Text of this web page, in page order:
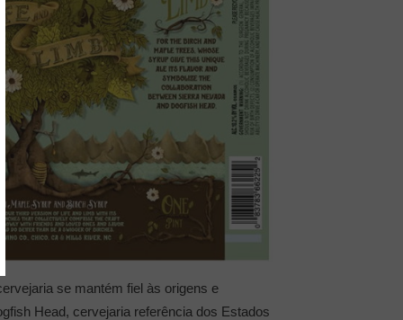
se mantém fiel às origens e
Head, cervejaria referência dos Estados